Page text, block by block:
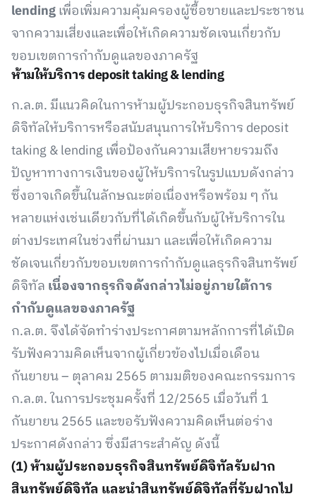
lendingเพื่อเพิ่มความคุ้มครองผู้ซื้อขายและประชาชน
จากความเสี่ยงและเพื่อให้เกิดความชัดเจนเกี่ยวกับ
ขอบเขตการกำกับดูแลของภาครัฐ
ห้ามให้บริการ deposit taking & lending
ก.ล.ต. มีแนวคิดในการห้ามผู้ประกอบธุรกิจสินทรัพย์
ดิจิทัลให้บริการหรือสนับสนุนการให้บริการ deposit
taking & lending เพื่อป้องกันความเสียหายรวมถึง
ปัญหาทางการเงินของผู้ให้บริการในรูปแบบดังกล่าว
ซึ่งอาจเกิดขึ้นในลักษณะต่อเนื่องหรือพร้อม ๆ กัน
หลายแห่งเช่นเดียวกับที่ได้เกิดขึ้นกับผู้ให้บริการใน
ต่างประเทศในช่วงที่ผ่านมา และเพื่อให้เกิดความ
ชัดเจนเกี่ยวกับขอบเขตการกำกับดูแลธุรกิจสินทรัพย์
ดิจิทัล เนื่องจากธุรกิจดังกล่าวไม่อยู่ภายใต้การ
กำกับดูแลของภาครัฐ
ก.ล.ต. จึงได้จัดทำร่างประกาศตามหลักการที่ได้เปิด
รับฟังความคิดเห็นจากผู้เกี่ยวข้องไปเมื่อเดือน
กันยายน – ตุลาคม 2565 ตามมติของคณะกรรมการ
ก.ล.ต. ในการประชุมครั้งที่ 12/2565 เมื่อวันที่ 1
กันยายน 2565 และขอรับฟังความคิดเห็นต่อร่าง
ประกาศดังกล่าว ซึ่งมีสาระสำคัญ ดังนี้
(1) ห้ามผู้ประกอบธุรกิจสินทรัพย์ดิจิทัลรับฝาก
สินทรัพย์ดิจิทัล และนำสินทรัพย์ดิจิทัลที่รับฝากไป